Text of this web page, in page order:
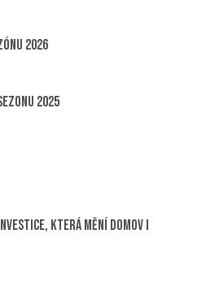
2026
2025
která mění domov i